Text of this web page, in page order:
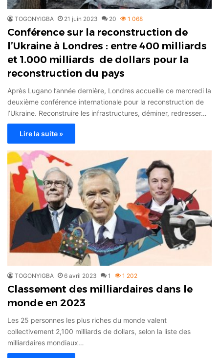
TOGONYIGBA 21 juin 2023 20 1 068
Conférence sur la reconstruction de
l’Ukraine à Londres : entre 400 milliards
et 1.000 milliards de dollars pour la
reconstruction du pays
Après Lugano l’année dernière, Londres accueille ce mercredi la
deuxième conférence internationale pour la reconstruction de
l’Ukraine. Reconstruire les infrastructures, déminer, redresser…
Lire la suite »
TOGONYIGBA 6 avril 2023 1 1 202
Classement des milliardaires dans le
monde en 2023
Les 25 personnes les plus riches du monde valent
collectivement 2,100 milliards de dollars, selon la liste des
milliardaires mondiaux…